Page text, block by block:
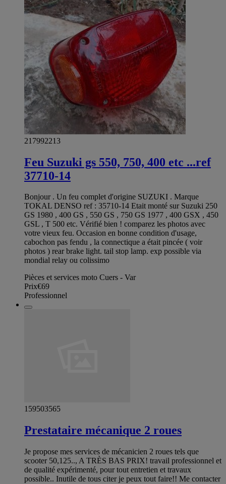
217992213
Feu Suzuki gs 550, 750, 400 etc ...ref
37710-14
Bonjour . Un feu complet d'origine SUZUKI . Marque
TOKAL DENSO ref : 35710-14 Etait monté sur Suzuki 250
GS 1980 , 400 GS , 550 GS , 750 GS 1977 , 400 GSX , 450
GSL , T 500 etc. Vérifié bien ! comparez les photos avec
votre vieux feu. Occasion en bonne condition d'usage,
cabochon pas fendu , la connectique a était pincée ( voir
photos ) rear brake light. tail stop lamp. exp possible via
mondial relay ou colissimo
Pièces et services moto Cuers - Var
Prix€69
Professionnel
159503565
Prestataire mécanique 2 roues
Je propose mes services de mécanicien 2 roues tels que
scooter 50,125.., A TRÈS BAS PRIX! travail professionnel et
de qualité expérimenté, pour tout entretien et travaux
possible.. Inutile de tous citer je peux tout faire!! Me contacter